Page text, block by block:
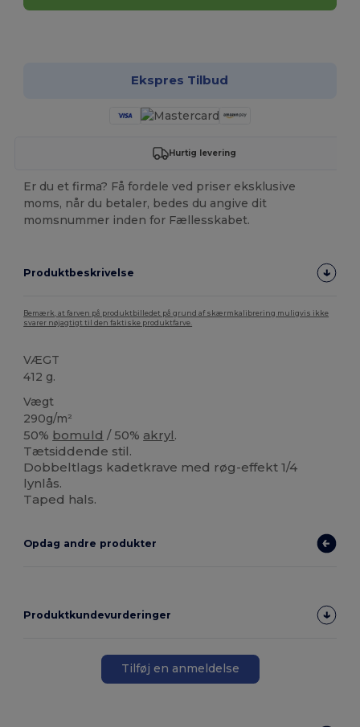
Ekspres Tilbud
Hurtig levering
Er du et firma? Få fordele ved priser eksklusive
moms, når du betaler, bedes du angive dit
momsnummer inden for Fællesskabet.
Produktbeskrivelse
Bemærk, at farven på produktbilledet på grund af skærmkalibrering muligvis ikke
svarer nøjagtigt til den faktiske produktfarve.
VÆGT
412 g.
Vægt
290g/m²
50% bomuld / 50% akryl.
Tætsiddende stil.
Dobbeltlags kadetkrave med røg-effekt 1/4
lynlås.
Taped hals.
Opdag andre produkter
Produktkundevurderinger
Tilføj en anmeldelse